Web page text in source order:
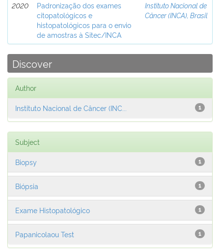
2020
Padronização dos exames
citopatológicos e
histopatológicos para o envio
de amostras à Sitec/INCA
Instituto Nacional de
Câncer (INCA), Brasil
Discover
Author
1
Instituto Nacional de Câncer (INC...
Subject
1
Biopsy
1
Biópsia
1
Exame Histopatológico
1
Papanicolaou Test